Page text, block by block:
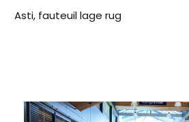
Asti, fauteuil lage rug